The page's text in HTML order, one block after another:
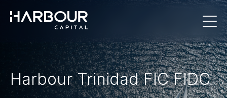
Harbour Trinidad FIC FIDC